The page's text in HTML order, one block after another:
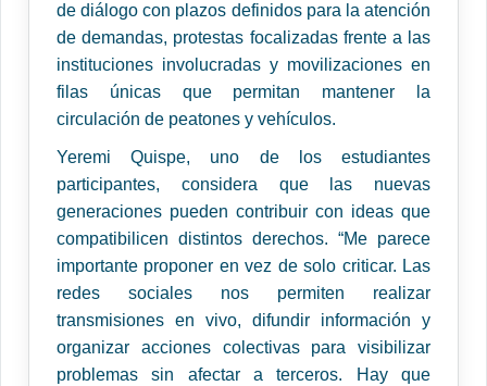
de diálogo con plazos definidos para la atención
de demandas, protestas focalizadas frente a las
instituciones involucradas y movilizaciones en
filas únicas que permitan mantener la
circulación de peatones y vehículos.
Yeremi Quispe, uno de los estudiantes
participantes, considera que las nuevas
generaciones pueden contribuir con ideas que
compatibilicen distintos derechos. “Me parece
importante proponer en vez de solo criticar. Las
redes sociales nos permiten realizar
transmisiones en vivo, difundir información y
organizar acciones colectivas para visibilizar
problemas sin afectar a terceros. Hay que